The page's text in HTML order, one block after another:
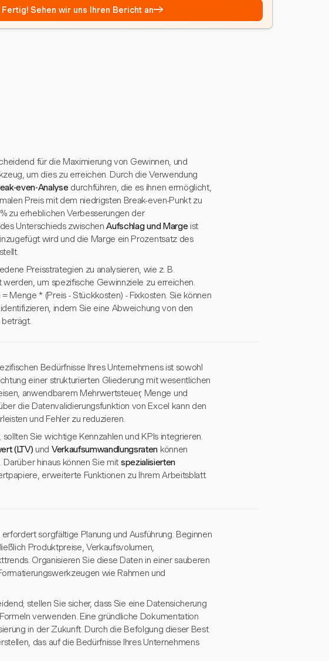
Fertig! Sehen wir uns Ihren Bericht an→
für die Maximierung von Gewinnen, und
um dies zu erreichen. Durch die Verwendung
even-Analysedurchführen, die es ihnen ermöglicht,
Preis mit dem niedrigsten Break-even-Punkt zu
zu erheblichen Verbesserungen der
Unterschieds zwischenAufschlag und Margeist
wird und die Marge ein Prozentsatz des
Preisstrategien zu analysieren, wie z. B.
um spezifische Gewinnziele zu erreichen.
* (Preis - Stückkosten) - Fixkosten. Sie können
indem Sie eine Abweichung von den
Bedürfnisse Ihres Unternehmens ist sowohl
einer strukturierten Gliederung mit wesentlichen
anwendbarem Mehrwertsteuer, Menge und
die Datenvalidierungsfunktion von Excel kann den
und Fehler zu reduzieren.
Sie wichtige Kennzahlen und KPIs integrieren.
(LTV)und Verkaufsumwandlungsraten können
hinaus können Sie mit spezialisierten
erweiterte Funktionen zu Ihrem Arbeitsblatt
sorgfältige Planung und Ausführung. Beginnen
Produktpreise, Verkaufsvolumen,
Organisieren Sie diese Daten in einer sauberen
wie Rahmen und
stellen Sie sicher, dass Sie eine Datensicherung
verwenden. Eine gründliche Dokumentation
in der Zukunft. Durch die Befolgung dieser Best
das auf die Bedürfnisse Ihres Unternehmens